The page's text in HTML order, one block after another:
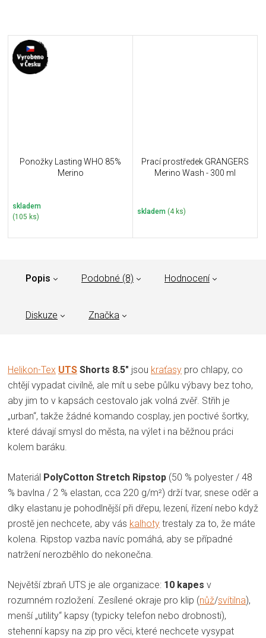
Ponožky Lasting WHO 85%
Merino
skladem
(105 ks)
Prací prostředek GRANGERS
Merino Wash - 300 ml
skladem (4 ks)
Popis Podobné (8) Hodnocení
Diskuze Značka
Helikon-Tex UTS Shorts 8.5" jsou kraťasy pro chlapy, co
chtějí vypadat civilně, ale mít u sebe půlku výbavy bez toho,
aby jim to v kapsách cestovalo jak volná zvěř. Střih je
„urban“, takže žádné komando cosplay, jen poctivé šortky,
které dávají smysl do města, na výlet i na běžnou práci
kolem baráku.
Materiál PolyCotton Stretch Ripstop (50 % polyester / 48
% bavlna / 2 % elastan, cca 220 g/m²) drží tvar, snese oděr a
díky elastanu je pohodlnější při dřepu, lezení, řízení nebo když
prostě jen nechcete, aby vás kalhoty trestaly za to, že máte
kolena. Ripstop vazba navíc pomáhá, aby se případné
natržení nerozběhlo do nekonečna.
Největší zbraň UTS je ale organizace: 10 kapes v
rozumném rozložení. Zesílené okraje pro klip (nůž/svítilna),
menší „utility“ kapsy (typicky telefon nebo drobnosti),
stehenní kapsy na zip pro věci, které nechcete vysypat